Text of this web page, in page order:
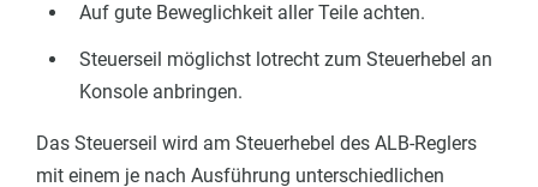
Auf gute Beweglichkeit aller Teile achten.
Steuerseil möglichst lotrecht zum Steuerhebel an
Konsole anbringen.
Das Steuerseil wird am Steuerhebel des ALB-Reglers
mit einem je nach Ausführung unterschiedlichen